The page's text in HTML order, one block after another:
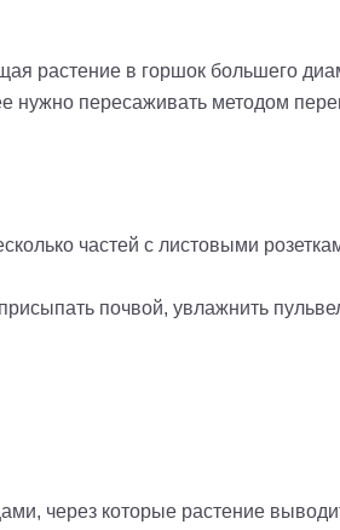
растение в горшок большего
нужно пересаживать методом
частей с листовыми
почвой, увлажнить
через которые растение